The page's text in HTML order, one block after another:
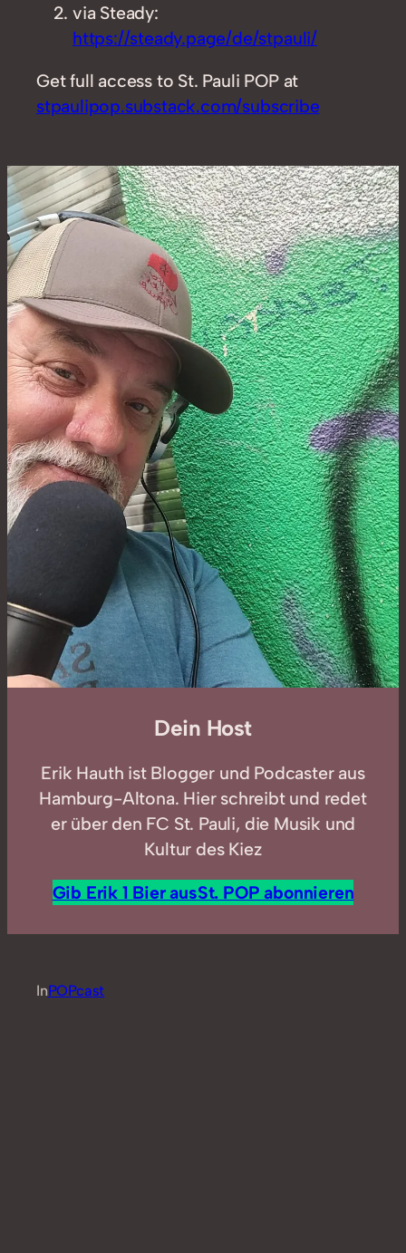
via Steady:
https://steady.page/de/stpauli/
Get full access to St. Pauli POP at
stpaulipop.substack.com/subscribe
Dein Host
Erik Hauth ist Blogger und Podcaster aus
Hamburg-Altona. Hier schreibt und redet
er über den FC St. Pauli, die Musik und
Kultur des Kiez
Gib Erik 1 Bier ausSt. POP abonnieren
InPOPcast